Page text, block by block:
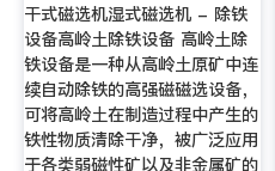
干式磁选机湿式磁选机 - 除铁
设备高岭土除铁设备 高岭土除
铁设备是一种从高岭土原矿中连
续自动除铁的高强磁磁选设备，
可将高岭土在制造过程中产生的
铁性物质清除干净，被广泛应用
于各类弱磁性矿以及非金属矿的